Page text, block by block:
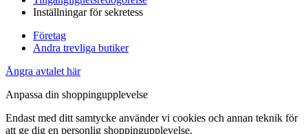
Inställningar för sekretess
Företag
Andra trevliga butiker
Ångra avtalet här
Anpassa din shoppingupplevelse
Endast med ditt samtycke använder vi cookies och annan teknik för
att ge dig en personlig shoppingupplevelse.